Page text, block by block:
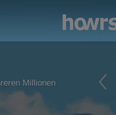
Millionen